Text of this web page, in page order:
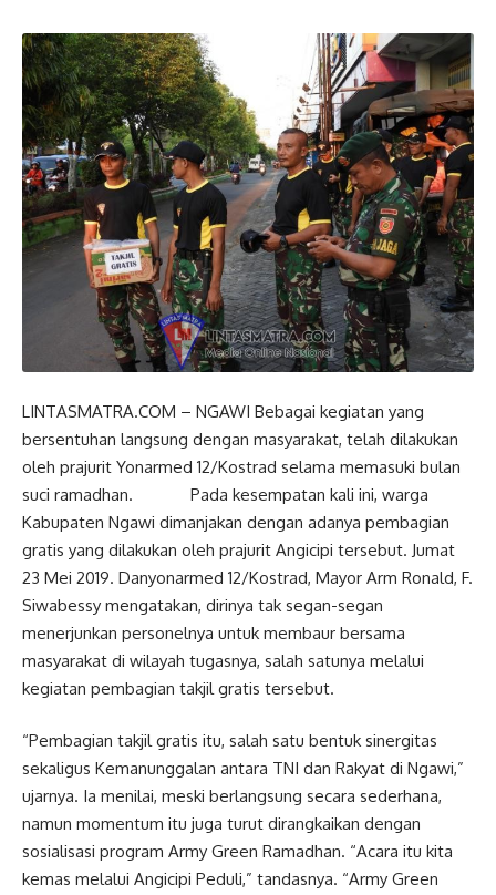
LINTASMATRA.COM – NGAWI Bebagai kegiatan yang
bersentuhan langsung dengan masyarakat, telah dilakukan
oleh prajurit Yonarmed 12/Kostrad selama memasuki bulan
suci ramadhan. Pada kesempatan kali ini, warga
Kabupaten Ngawi dimanjakan dengan adanya pembagian
gratis yang dilakukan oleh prajurit Angicipi tersebut. Jumat
23 Mei 2019. Danyonarmed 12/Kostrad, Mayor Arm Ronald, F.
Siwabessy mengatakan, dirinya tak segan-segan
menerjunkan personelnya untuk membaur bersama
masyarakat di wilayah tugasnya, salah satunya melalui
kegiatan pembagian takjil gratis tersebut.
“Pembagian takjil gratis itu, salah satu bentuk sinergitas
sekaligus Kemanunggalan antara TNI dan Rakyat di Ngawi,”
ujarnya. Ia menilai, meski berlangsung secara sederhana,
namun momentum itu juga turut dirangkaikan dengan
sosialisasi program Army Green Ramadhan. “Acara itu kita
kemas melalui Angicipi Peduli,” tandasnya. “Army Green